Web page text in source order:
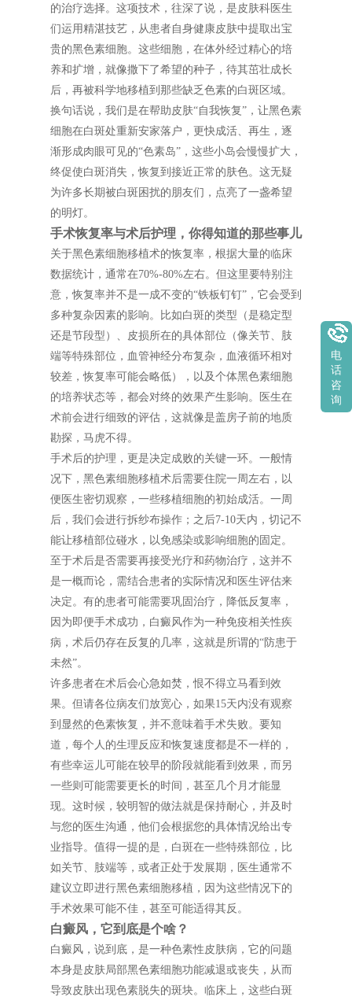
的治疗选择。这项技术，往深了说，是皮肤科医生
们运用精湛技艺，从患者自身健康皮肤中提取出宝
贵的黑色素细胞。这些细胞，在体外经过精心的培
养和扩增，就像撒下了希望的种子，待其茁壮成长
后，再被科学地移植到那些缺乏色素的白斑区域。
换句话说，我们是在帮助皮肤“自我恢复”，让黑色素
细胞在白斑处重新安家落户，更快成活、再生，逐
渐形成肉眼可见的“色素岛”，这些小岛会慢慢扩大，
终促使白斑消失，恢复到接近正常的肤色。这无疑
为许多长期被白斑困扰的朋友们，点亮了一盏希望
的明灯。
手术恢复率与术后护理，你得知道的那些事儿
关于黑色素细胞移植术的恢复率，根据大量的临床
数据统计，通常在70%-80%左右。但这里要特别注
意，恢复率并不是一成不变的“铁板钉钉”，它会受到
多种复杂因素的影响。比如白斑的类型（是稳定型
还是节段型）、皮损所在的具体部位（像关节、肢
端等特殊部位，血管神经分布复杂，血液循环相对
较差，恢复率可能会略低），以及个体黑色素细胞
的培养状态等，都会对终的效果产生影响。医生在
术前会进行细致的评估，这就像是盖房子前的地质
勘探，马虎不得。
手术后的护理，更是决定成败的关键一环。一般情
况下，黑色素细胞移植术后需要住院一周左右，以
便医生密切观察，一些移植细胞的初始成活。一周
后，我们会进行拆纱布操作；之后7-10天内，切记不
能让移植部位碰水，以免感染或影响细胞的固定。
至于术后是否需要再接受光疗和药物治疗，这并不
是一概而论，需结合患者的实际情况和医生评估来
决定。有的患者可能需要巩固治疗，降低反复率，
因为即便手术成功，白癜风作为一种免疫相关性疾
病，术后仍存在反复的几率，这就是所谓的“防患于
未然”。
许多患者在术后会心急如焚，恨不得立马看到效
果。但请各位病友们放宽心，如果15天内没有观察
到显然的色素恢复，并不意味着手术失败。要知
道，每个人的生理反应和恢复速度都是不一样的，
有些幸运儿可能在较早的阶段就能看到效果，而另
一些则可能需要更长的时间，甚至几个月才能显
现。这时候，较明智的做法就是保持耐心，并及时
与您的医生沟通，他们会根据您的具体情况给出专
业指导。值得一提的是，白斑在一些特殊部位，比
如关节、肢端等，或者正处于发展期，医生通常不
建议立即进行黑色素细胞移植，因为这些情况下的
手术效果可能不佳，甚至可能适得其反。
白癜风，它到底是个啥？
白癜风，说到底，是一种色素性皮肤病，它的问题
本身是皮肤局部黑色素细胞功能减退或丧失，从而
导致皮肤出现色素脱失的斑块。临床上，这些白斑
电
话
咨
询